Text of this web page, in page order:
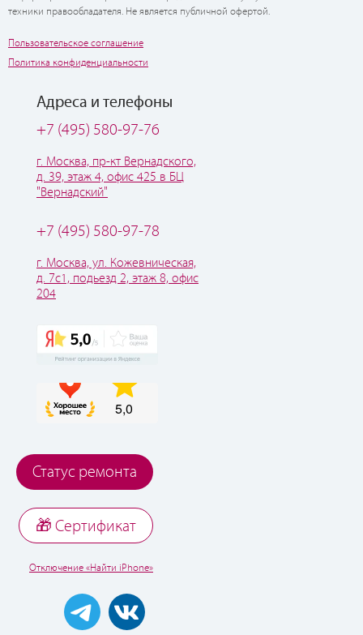
техники правообладателя. Не является публичной офертой.
Пользовательское соглашение
Политика конфиденциальности
Адреса и телефоны
+7 (495) 580-97-76
г. Москва, пр-кт Вернадского,
д. 39, этаж 4, офис 425 в БЦ
"Вернадский"
+7 (495) 580-97-78
г. Москва, ул. Кожевническая,
д. 7с1, подьезд 2, этаж 8, офис
204
Статус ремонта
🎁 Cертификат
Отключение «Найти iPhone»